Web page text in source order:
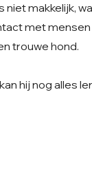
niet makkelijk,
met
trouwe hond.
hij nog alles